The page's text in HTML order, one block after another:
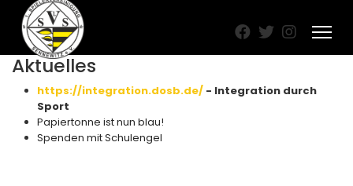
Aktuelles
https://integration.dosb.de/ - Integration durch
Sport
Papiertonne ist nun blau!
Spenden mit Schulengel